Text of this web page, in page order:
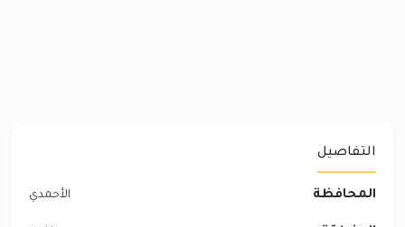
التفاصيل
المحافظة الأحمدي